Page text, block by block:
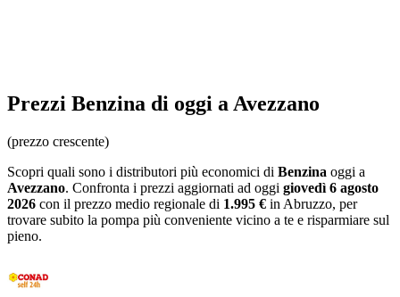
Prezzi Benzina di oggi a Avezzano
(prezzo crescente)
Scopri quali sono i distributori più economici di Benzina oggi a
Avezzano. Confronta i prezzi aggiornati ad oggi giovedì 6 agosto
2026 con il prezzo medio regionale di 1.995 € in Abruzzo, per
trovare subito la pompa più conveniente vicino a te e risparmiare sul
pieno.